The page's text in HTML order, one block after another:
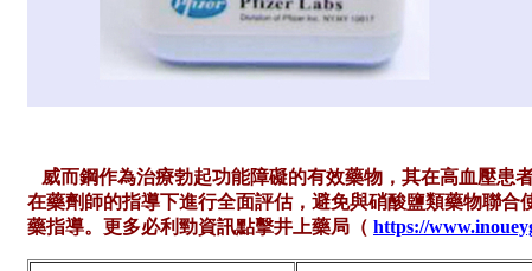
威而鋼作為治療勃起功能障礙的有效藥物，其在高血壓患
在藥劑師的指導下進行全面評估，避免與硝酸鹽類藥物聯
藥指導。更多必利勁資訊點擊井上藥局（ https://